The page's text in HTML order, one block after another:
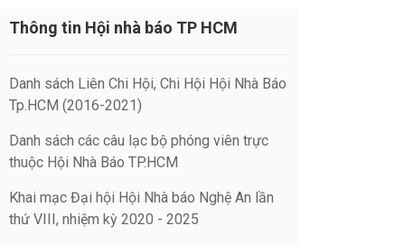
Thông tin Hội nhà báo TP HCM
Danh sách Liên Chi Hội, Chi Hội Hội Nhà Báo
Tp.HCM (2016-2021)
Danh sách các câu lạc bộ phóng viên trực
thuộc Hội Nhà Báo TP.HCM
Khai mạc Đại hội Hội Nhà báo Nghệ An lần
thứ VIII, nhiệm kỳ 2020 - 2025